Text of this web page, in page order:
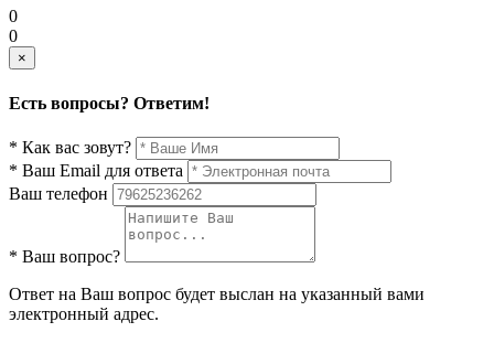
0
0
×
Есть вопросы? Ответим!
* Как вас зовут?
* Ваш Email для ответа
Ваш телефон
* Ваш вопрос?
Ответ на Ваш вопрос будет выслан на указанный вами
электронный адрес.